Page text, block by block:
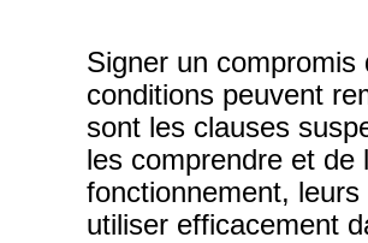
Signer un
conditions peuvent
sont les clauses
les comprendre et de
fonctionnement,
utiliser efficacement